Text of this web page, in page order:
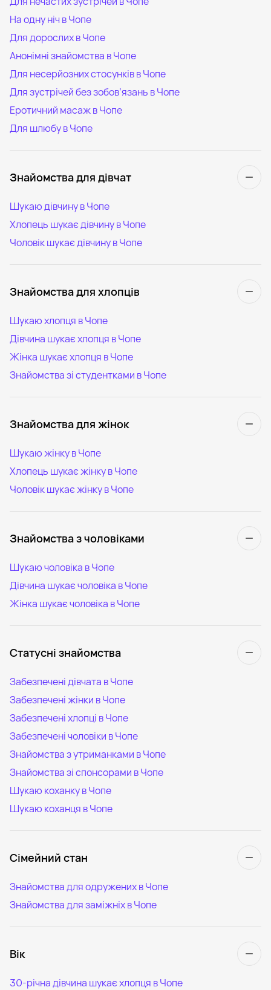
На одну ніч в Чопе
Для дорослих в Чопе
Анонімні знайомства в Чопе
Для несерйозних стосунків в Чопе
Для зустрічей без зобов’язань в Чопе
Еротичний масаж в Чопе
Для шлюбу в Чопе
Знайомства для дівчат
Шукаю дівчину в Чопе
Хлопець шукає дівчину в Чопе
Чоловік шукає дівчину в Чопе
Знайомства для хлопців
Шукаю хлопця в Чопе
Дівчина шукає хлопця в Чопе
Жінка шукає хлопця в Чопе
Знайомства зі студентками в Чопе
Знайомства для жінок
Шукаю жінку в Чопе
Хлопець шукає жінку в Чопе
Чоловік шукає жінку в Чопе
Знайомства з чоловіками
Шукаю чоловіка в Чопе
Дівчина шукає чоловіка в Чопе
Жінка шукає чоловіка в Чопе
Статусні знайомства
Забезпечені дівчата в Чопе
Забезпечені жінки в Чопе
Забезпечені хлопці в Чопе
Забезпечені чоловіки в Чопе
Знайомства з утриманками в Чопе
Знайомства зі спонсорами в Чопе
Шукаю коханку в Чопе
Шукаю коханця в Чопе
Сімейний стан
Знайомства для одружених в Чопе
Знайомства для заміжніх в Чопе
Вік
30-річна дівчина шукає хлопця в Чопе